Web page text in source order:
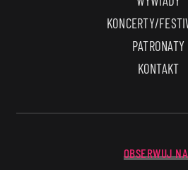
KONCERTY/
PATRONATY
KONTAKT
OBSERWUJ